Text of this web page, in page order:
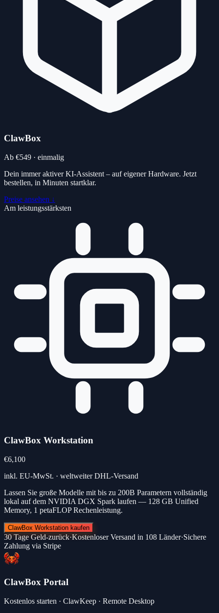
ClawBox
Ab €549 · einmalig
Dein immer aktiver KI-Assistent – auf eigener Hardware. Jetzt
bestellen, in Minuten startklar.
Preise ansehen ↓
Am leistungsstärksten
ClawBox Workstation
€6,100
inkl. EU-MwSt. · weltweiter DHL-Versand
Lassen Sie große Modelle mit bis zu 200B Parametern vollständig
lokal auf dem NVIDIA DGX Spark laufen — 128 GB Unified
Memory, 1 petaFLOP Rechenleistung.
ClawBox Workstation kaufen
30 Tage Geld-zurück·Kostenloser Versand in 108 Länder·Sichere
Zahlung via Stripe
ClawBox Portal
Kostenlos starten · ClawKeep · Remote Desktop